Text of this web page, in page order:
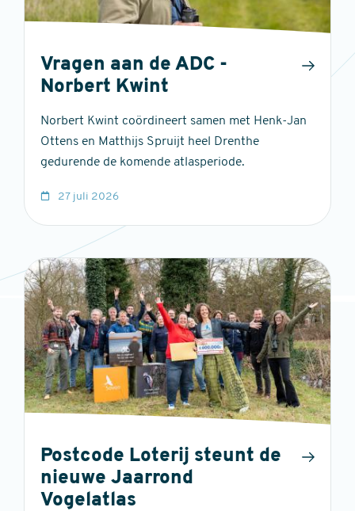
Vragen aan de ADC -
Norbert Kwint
Norbert Kwint coördineert samen met Henk-Jan
Ottens en Matthijs Spruijt heel Drenthe
gedurende de komende atlasperiode.
27 juli 2026
Postcode Loterij steunt de
nieuwe Jaarrond
Vogelatlas